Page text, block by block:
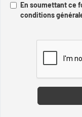
En soumettant ce
conditions